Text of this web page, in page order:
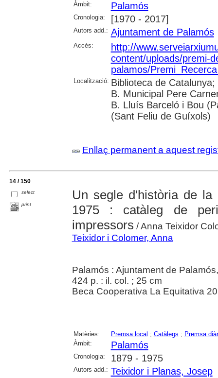
Àmbit: Palamós
Cronologia: [1970 - 2017]
Autors add.: Ajuntament de Palamós
Accés:
http://
content/uploads/premi-
palamos/
Localització: Biblioteca de
B. Municipal Pere
B. Lluís Barceló i Bou
(Sant Feliu de Guíxols)
Enllaç permanent a aquest
14 / 150
select
print
Un segle d'història de
1975 : catàleg de
impressors / Anna Teixidor
Teixidor i Colomer, Anna
Palamós : Ajuntament de
424 p. : il. col. ; 25 cm
Beca Cooperativa La Equitativa
Matèries: Premsa local ; Catàlegs ; Premsa
Àmbit:
Palamós
Cronologia: 1879 - 1975
Autors add.: Teixidor i Planas, Josep